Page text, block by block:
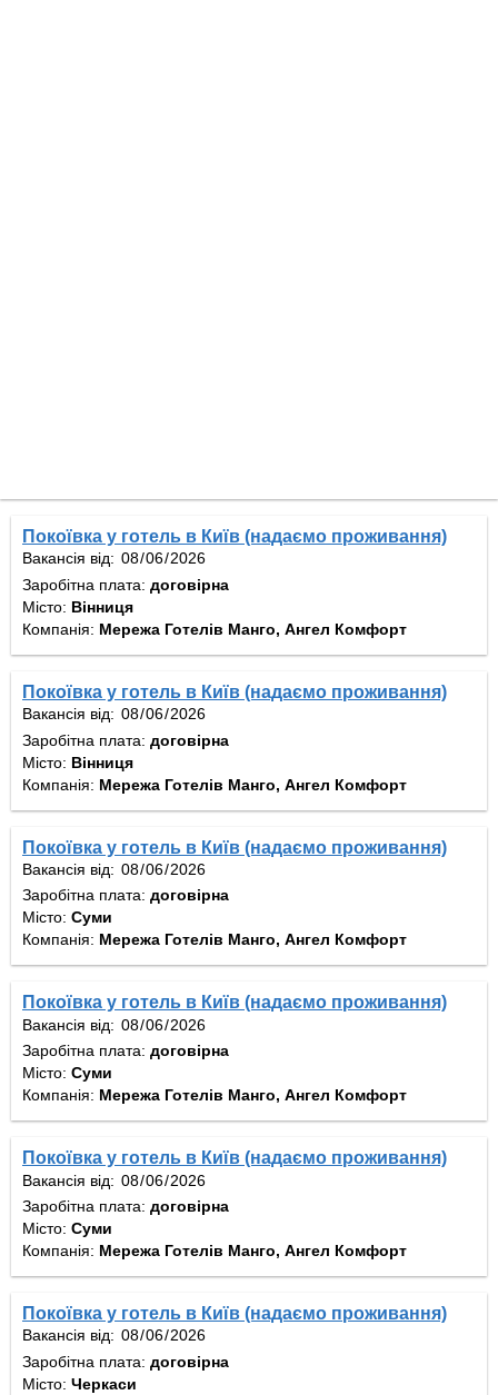
Покоївка у готель в Київ (надаємо проживання)
Вакансія від:
Заробітна плата: договірна
Місто: Вінниця
Компанія: Мережа Готелів Манго, Ангел Комфорт
Покоївка у готель в Київ (надаємо проживання)
Вакансія від:
Заробітна плата: договірна
Місто: Вінниця
Компанія: Мережа Готелів Манго, Ангел Комфорт
Покоївка у готель в Київ (надаємо проживання)
Вакансія від:
Заробітна плата: договірна
Місто: Суми
Компанія: Мережа Готелів Манго, Ангел Комфорт
Покоївка у готель в Київ (надаємо проживання)
Вакансія від:
Заробітна плата: договірна
Місто: Суми
Компанія: Мережа Готелів Манго, Ангел Комфорт
Покоївка у готель в Київ (надаємо проживання)
Вакансія від:
Заробітна плата: договірна
Місто: Суми
Компанія: Мережа Готелів Манго, Ангел Комфорт
Покоївка у готель в Київ (надаємо проживання)
Вакансія від:
Заробітна плата: договірна
Місто: Черкаси